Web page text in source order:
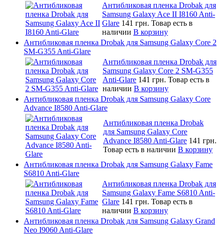
Антибликовая пленка Drobak для
Samsung Galaxy Ace II I8160 Anti-
Glare 141 грн. Товар есть в
наличии В корзину
Антибликовая пленка Drobak для Samsung Galaxy Core 2
SM-G355 Anti-Glare
Антибликовая пленка Drobak для
Samsung Galaxy Core 2 SM-G355
Anti-Glare 141 грн. Товар есть в
наличии В корзину
Антибликовая пленка Drobak для Samsung Galaxy Core
Advance I8580 Anti-Glare
Антибликовая пленка Drobak
для Samsung Galaxy Core
Advance I8580 Anti-Glare 141 грн.
Товар есть в наличии В корзину
Антибликовая пленка Drobak для Samsung Galaxy Fame
S6810 Anti-Glare
Антибликовая пленка Drobak для
Samsung Galaxy Fame S6810 Anti-
Glare 141 грн. Товар есть в
наличии В корзину
Антибликовая пленка Drobak для Samsung Galaxy Grand
Neo I9060 Anti-Glare